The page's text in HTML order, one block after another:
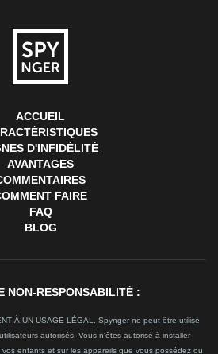
ACCUEIL
D'INFIDÉLITÉ
AVANTAGES
FAIRE
FAQ
BLOG
NON-RESPONSABILITÉ :
À UN USAGE LÉGAL. Spynger ne peut être utilisé
autorisés. Vous n'êtes autorisé à installer
enfants et sur les appareils que vous possédez ou